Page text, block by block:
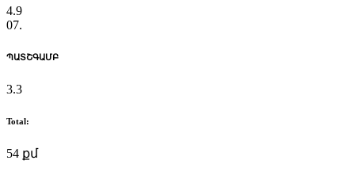
4.9
07.
ՊԱՏՇԳԱՄԲ
3.3
Total:
54 քմ